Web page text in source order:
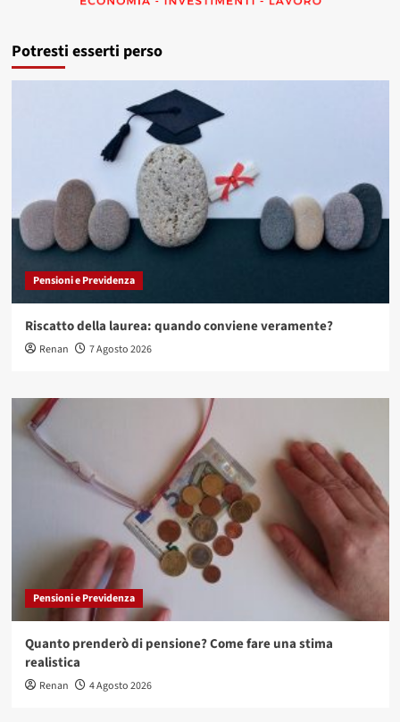
Potresti esserti perso
Pensioni e Previdenza
Riscatto della laurea: quando conviene veramente?
Renan 7 Agosto 2026
Pensioni e Previdenza
Quanto prenderò di pensione? Come fare una stima
realistica
Renan 4 Agosto 2026